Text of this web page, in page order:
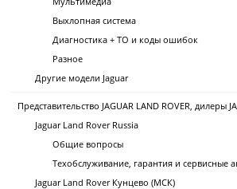
Выхлопная система
Диагностика + ТО и коды ошибок
Разное
Другие модели Jaguar
Представительство JAGUAR LAND ROVER, дилеры
Jaguar Land Rover Russia
Общие вопросы
Техобслуживание, гарантия и сервисные
Jaguar Land Rover Кунцево (МСК)